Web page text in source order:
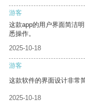
游客
这款app的用户界面简洁
悉操作。
2025-10-18
游客
这款软件的界面设计非常
2025-10-18